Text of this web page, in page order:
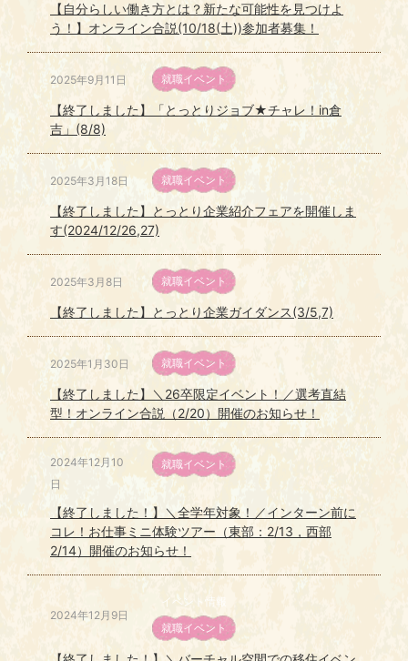
【自分らしい働き方とは？新たな可能性を見つけよ
う！】オンライン合説(10/18(土))参加者募集！
2025年9月11日 就職イベント
【終了しました】「とっとりジョブ★チャレ！in倉
吉」(8/8)
2025年3月18日 就職イベント
【終了しました】とっとり企業紹介フェアを開催しま
す(2024/12/26,27)
2025年3月8日 就職イベント
【終了しました】とっとり企業ガイダンス(3/5,7)
2025年1月30日 就職イベント
【終了しました】＼26卒限定イベント！／選考直結
型！オンライン合説（2/20）開催のお知らせ！
2024年12月10
日
就職イベント
【終了しました！】＼全学年対象！／インターン前に
コレ！お仕事ミニ体験ツアー（東部：2/13，西部
2/14）開催のお知らせ！
2024年12月9日
イベント情報
就職イベント